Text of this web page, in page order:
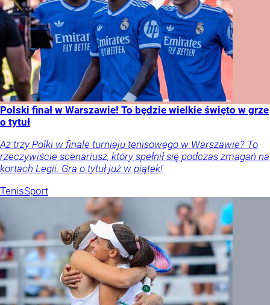
Polski finał w Warszawie! To będzie wielkie święto w grze
o tytuł
Aż trzy Polki w finale turnieju tenisowego w Warszawie? To
rzeczywiście scenariusz, który spełnił się podczas zmagań na
kortach Legii. Gra o tytuł już w piątek!
TenisSport